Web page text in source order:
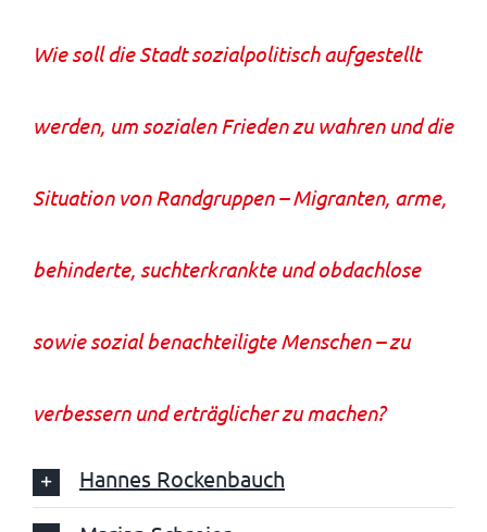
Wie soll die Stadt sozialpolitisch aufgestellt
werden, um sozialen Frieden zu wahren und die
Situation von Randgruppen – Migranten, arme,
behinderte, suchterkrankte und obdachlose
sowie sozial benachteiligte Menschen – zu
verbessern und erträglicher zu machen?
Hannes Rockenbauch